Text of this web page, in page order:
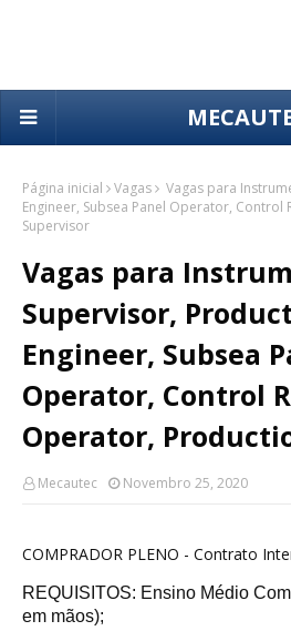
Página inicial Vagas
Vagas para
Engineer, Subsea Panel Operator,
Supervisor
Vagas para
Supervisor,
Engineer, Subsea
Operator, Control
Operator,
Mecautec Novembro 25, 2020
COMPRADOR PLENO - Contrato
REQUISITOS: Ensino Médio
em mãos);